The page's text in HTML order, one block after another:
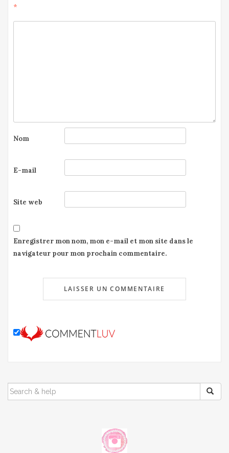
*
Nom
E-mail
Site web
Enregistrer mon nom, mon e-mail et mon site dans le
navigateur pour mon prochain commentaire.
SEARCH
FOR: